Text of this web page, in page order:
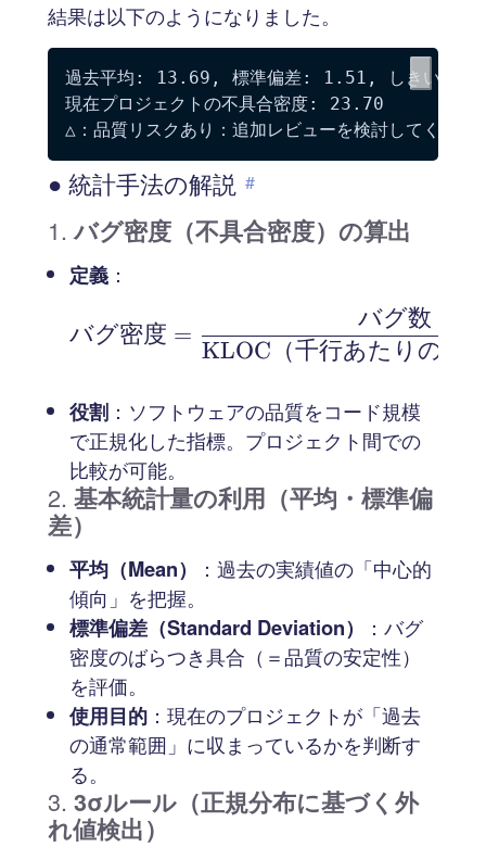
結果は以下のようになりました。
過去平均: 13.69, 標準偏差: 1.51, しきい値:
現在プロジェクトの不具合密度: 23.70
● 統計手法の解説 #
1.バグ密度（不具合密度）の算出
定義 ：
\text{バグ密度} =
バグ密度 =
KLOC （千行あたりのコ
バグ数
役割 ：ソフトウェアの品質をコード規模
で正規化した指標。プロジェクト間での
比較が可能。
2. 基本統計量の利用（平均・標準偏
差）
平均（Mean）
：過去の実績値の「中心的
傾向」を把握。
標準偏差（Standard Deviation）
：バグ
密度のばらつき具合（＝品質の安定性）
を評価。
使用目的 ：現在のプロジェクトが「過去
の通常範囲」に収まっているかを判断す
る。
3. 3σルール（正規分布に基づく外
れ値検出）